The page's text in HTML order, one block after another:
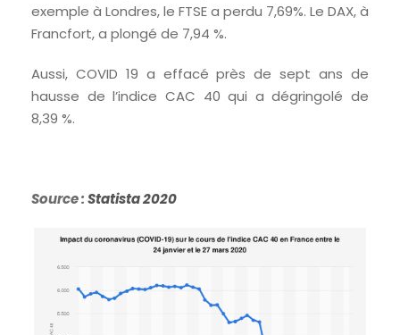
exemple à Londres, le FTSE a perdu 7,69%. Le DAX, à
Francfort, a plongé de 7,94 %.
Aussi, COVID 19 a effacé près de sept ans de
hausse de l’indice CAC 40 qui a dégringolé de
8,39 %.
Source :Statista 2020